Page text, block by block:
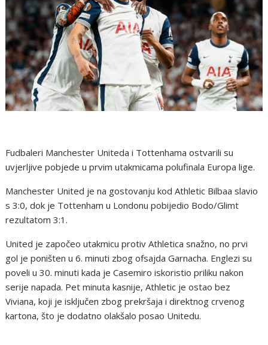
Fudbaleri Manchester Uniteda i Tottenhama ostvarili su
uvjerljive pobjede u prvim utakmicama polufinala Europa lige.
Manchester United je na gostovanju kod Athletic Bilbaa slavio
s 3:0, dok je Tottenham u Londonu pobijedio Bodo/Glimt
rezultatom 3:1.
United je započeo utakmicu protiv Athletica snažno, no prvi
gol je poništen u 6. minuti zbog ofsajda Garnacha. Englezi su
poveli u 30. minuti kada je Casemiro iskoristio priliku nakon
serije napada. Pet minuta kasnije, Athletic je ostao bez
Viviana, koji je isključen zbog prekršaja i direktnog crvenog
kartona, što je dodatno olakšalo posao Unitedu.